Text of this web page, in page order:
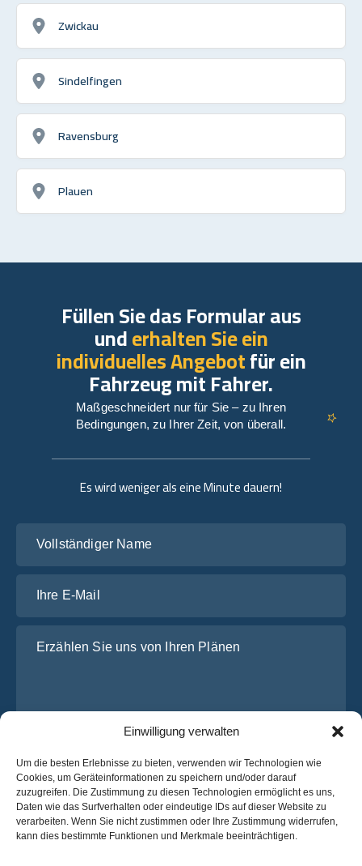
Einwilligung verwalten
Um die besten Erlebnisse zu bieten, verwenden wir Technologien wie
Cookies, um Geräteinformationen zu speichern und/oder darauf
zuzugreifen. Die Zustimmung zu diesen Technologien ermöglicht es uns,
Daten wie das Surfverhalten oder eindeutige IDs auf dieser Website zu
verarbeiten. Wenn Sie nicht zustimmen oder Ihre Zustimmung widerrufen,
kann dies bestimmte Funktionen und Merkmale beeinträchtigen.
Zwickau
Sindelfingen
Ravensburg
Plauen
Es wird weniger als eine Minute dauern!
Ich habe dieDatenschutz-Bestimmungenvon OsaBus
gelesen und stimme ihnen zu.
Füllen Sie das Formular aus
underhalten Sie ein
individuelles Angebotfür ein
Fahrzeug mit Fahrer.
Maßgeschneidert nur für Sie – zu Ihren
Bedingungen, zu Ihrer Zeit, von überall.